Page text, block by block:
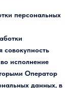
персональных
совокупность
исполнение
Оператор
данных, в